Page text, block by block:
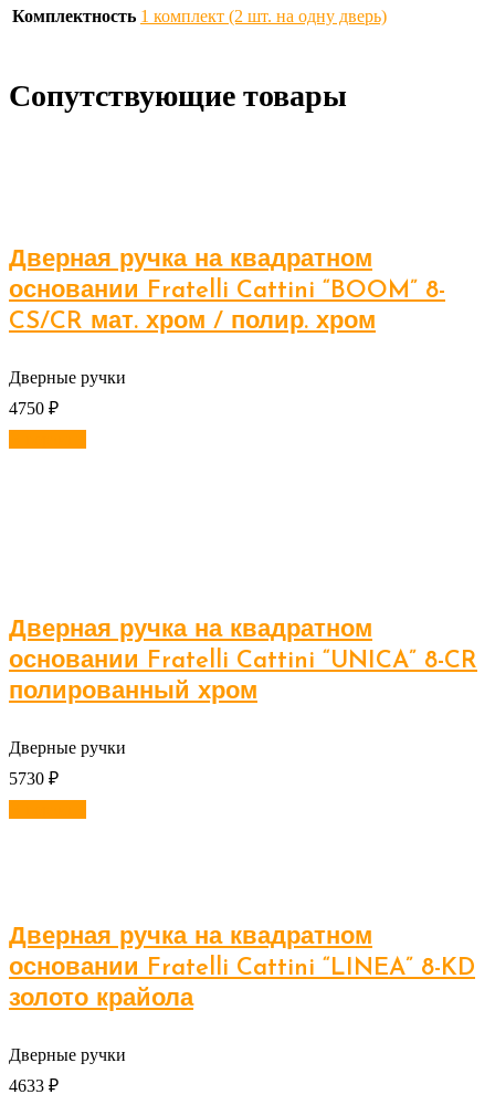
Комплектность 1 комплект (2 шт. на одну дверь)
Сопутствующие товары
Дверная ручка на квадратном
основании Fratelli Cattini “BOOM” 8-
CS/CR мат. хром / полир. хром
Дверные ручки
4750 ₽
Дверная ручка на квадратном
основании Fratelli Cattini “UNICA” 8-CR
полированный хром
Дверные ручки
5730 ₽
Дверная ручка на квадратном
основании Fratelli Cattini “LINEA” 8-KD
золото крайола
Дверные ручки
4633 ₽